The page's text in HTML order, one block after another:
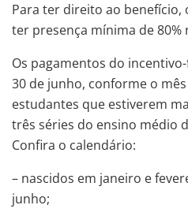
Para ter direito ao benefício,
ter presença mínima de 80%
Os pagamentos do
30 de junho, conforme o
estudantes que estiverem
três séries do ensino médio
Confira o calendário:
– nascidos em janeiro e
junho;